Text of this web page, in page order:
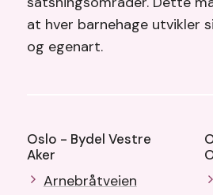
at hver barnehage utvikler
og egenart.
Oslo - Bydel Vestre
Aker
Arnebråtveien